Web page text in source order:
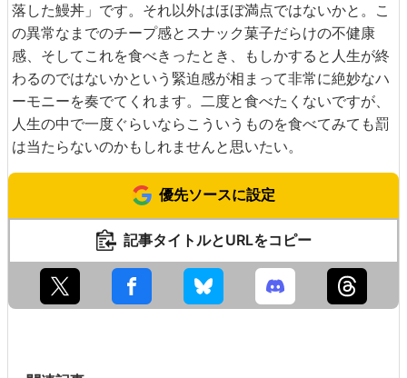
落した鰻丼」です。それ以外はほぼ満点ではないかと。こ
の異常なまでのチープ感とスナック菓子だらけの不健康
感、そしてこれを食べきったとき、もしかすると人生が終
わるのではないかという緊迫感が相まって非常に絶妙なハ
ーモニーを奏でてくれます。二度と食べたくないですが、
人生の中で一度ぐらいならこういうものを食べてみても罰
は当たらないのかもしれませんと思いたい。
優先ソースに設定
記事タイトルとURLをコピー